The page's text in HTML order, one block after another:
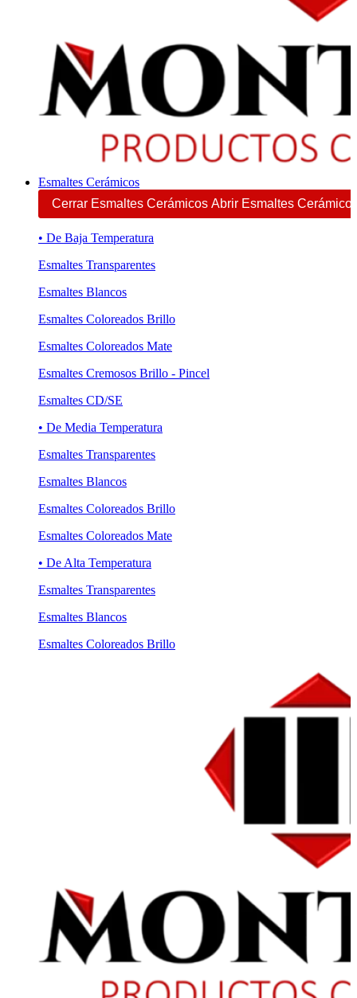
Esmaltes Cerámicos
Cerrar Esmaltes Cerámicos Abrir Esmaltes
• De Baja Temperatura
Esmaltes Transparentes
Esmaltes Blancos
Esmaltes Coloreados Brillo
Esmaltes Coloreados Mate
Esmaltes Cremosos Brillo - Pincel
Esmaltes CD/SE
• De Media Temperatura
Esmaltes Transparentes
Esmaltes Blancos
Esmaltes Coloreados Brillo
Esmaltes Coloreados Mate
• De Alta Temperatura
Esmaltes Transparentes
Esmaltes Blancos
Esmaltes Coloreados Brillo